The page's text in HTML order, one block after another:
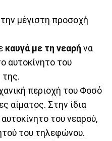
μέγιστη προσοχή
καυγά με τη νεαρή να
αυτοκίνητο του
της.
περιοχή του Φοσό
αίματος. Στην ίδια
του νεαρού,
του τηλεφώνου.